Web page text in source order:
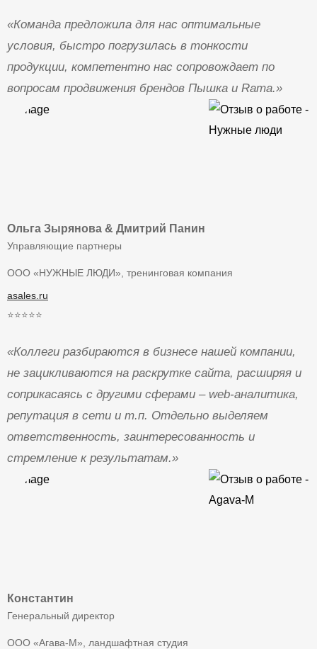
«Команда предложила для нас оптимальные
условия, быстро погрузилась в тонкости
продукции, компетентно нас сопровождает по
вопросам продвижения брендов Пышка и Rama.»
Ольга Зырянова & Дмитрий Панин
Управляющие партнеры
ООО «НУЖНЫЕ ЛЮДИ», тренинговая компания
asales.ru
⭐⭐⭐⭐⭐
«Коллеги разбираются в бизнесе нашей компании,
не зацикливаются на раскрутке сайта, расширяя и
соприкасаясь с другими сферами – web-аналитика,
репутация в сети и т.п. Отдельно выделяем
ответственность, заинтересованность и
стремление к результатам.»
Константин
Генеральный директор
ООО «Агава-М», ландшафтная студия